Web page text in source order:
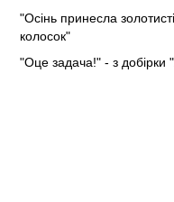
"Осінь принесла
колосок"
"Оце задача!" - з добірки